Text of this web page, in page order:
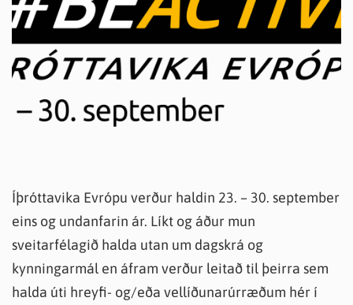
Íþróttavika Evrópu verður haldin 23. – 30. september
eins og undanfarin ár. Líkt og áður mun
sveitarfélagið halda utan um dagskrá og
kynningarmál en áfram verður leitað til þeirra sem
halda úti hreyfi- og/eða vellíðunarúrræðum hér í